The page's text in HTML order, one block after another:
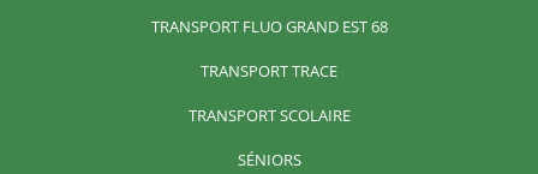
TRANSPORT FLUO GRAND EST 68
TRANSPORT TRACE
TRANSPORT SCOLAIRE
SÉNIORS